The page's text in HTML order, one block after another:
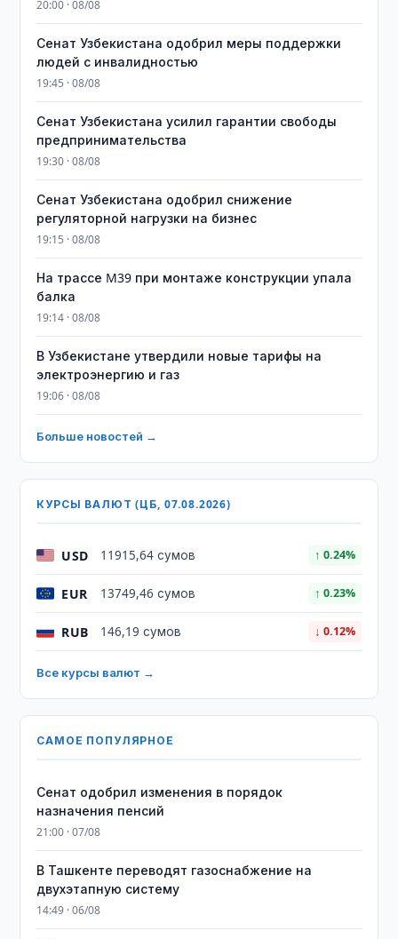
20:00 · 08/08
Сенат Узбекистана одобрил меры поддержки
людей с инвалидностью
19:45 · 08/08
Сенат Узбекистана усилил гарантии свободы
предпринимательства
19:30 · 08/08
Сенат Узбекистана одобрил снижение
регуляторной нагрузки на бизнес
19:15 · 08/08
На трассе M39 при монтаже конструкции упала
балка
19:14 · 08/08
В Узбекистане утвердили новые тарифы на
электроэнергию и газ
19:06 · 08/08
Больше новостей →
КУРСЫ ВАЛЮТ (ЦБ, 07.08.2026)
USD 11915,64 сумов ↑ 0.24%
EUR 13749,46 сумов ↑ 0.23%
RUB 146,19 сумов ↓ 0.12%
Все курсы валют →
САМОЕ ПОПУЛЯРНОЕ
Сенат одобрил изменения в порядок
назначения пенсий
21:00 · 07/08
В Ташкенте переводят газоснабжение на
двухэтапную систему
14:49 · 06/08